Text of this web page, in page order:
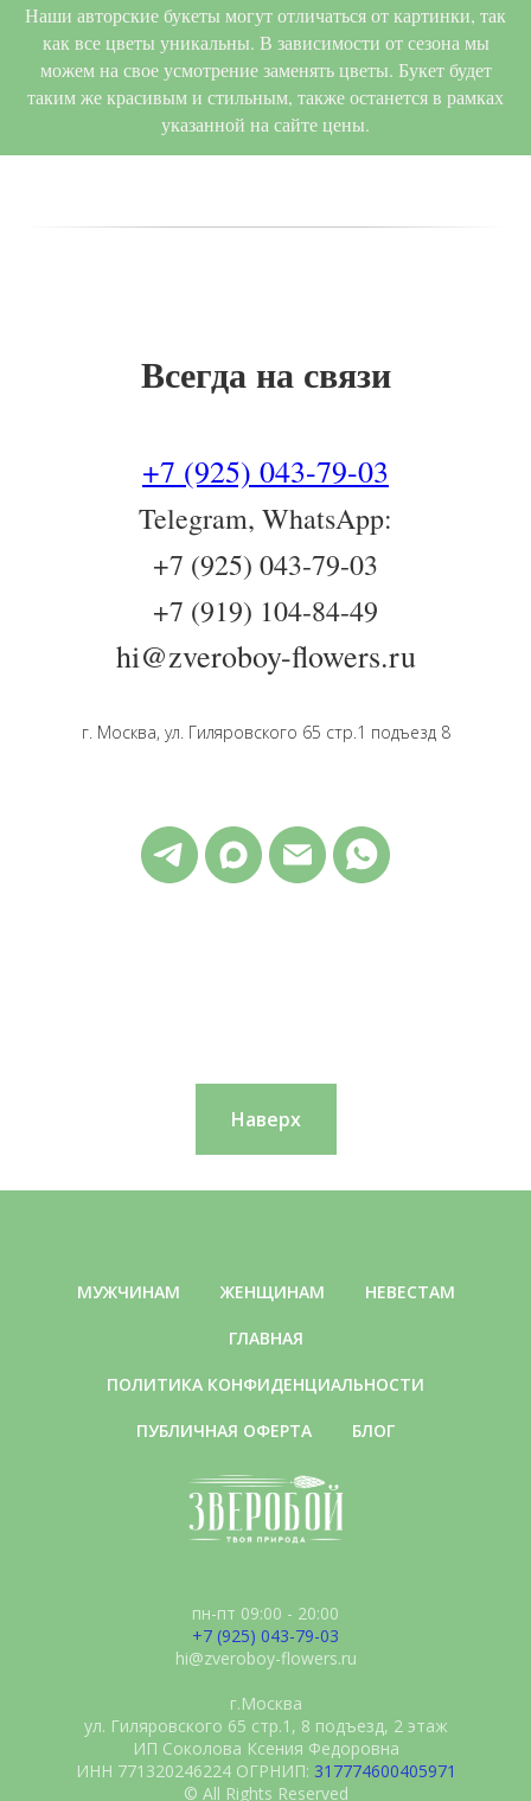
Наши авторские букеты могут отличаться от картинки, так
как все цветы уникальны. В зависимости от сезона мы
можем на свое усмотрение заменять цветы. Букет будет
таким же красивым и стильным, также останется в рамках
указанной на сайте цены.
Всегда на связи
+7 (925) 043-79-03
Telegram, WhatsApp:
+7 (925) 043-79-03
+7 (919) 104-84-49
hi@zveroboy-flowers.ru
г. Москва, ул. Гиляровского 65 стр.1 подъезд 8
Наверх
МУЖЧИНАМ ЖЕНЩИНАМ НЕВЕСТАМ
ГЛАВНАЯ
ПОЛИТИКА КОНФИДЕНЦИАЛЬНОСТИ
ПУБЛИЧНАЯ ОФЕРТА БЛОГ
пн-пт 09:00 - 20:00
+7 (925) 043-79-03
hi@zveroboy-flowers.ru
г.Москва
ул. Гиляровского 65 стр.1, 8 подъезд, 2 этаж
ИП Соколова Ксения Федоровна
ИНН 771320246224 ОГРНИП: 317774600405971
© All Rights Reserved